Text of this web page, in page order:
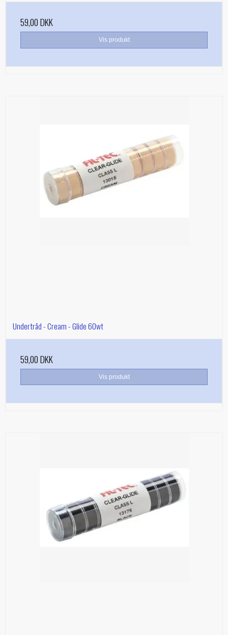
59,00 DKK
Vis produkt
Undertråd - Cream - Glide 60wt
59,00 DKK
Vis produkt